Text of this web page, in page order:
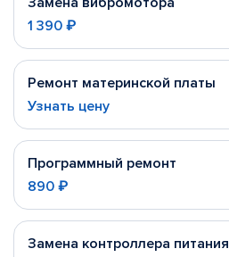
1 390 ₽
Ремонт материнской платы
Узнать цену
Программный ремонт
890 ₽
Замена контроллера питания